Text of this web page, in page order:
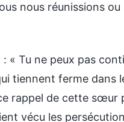
nous réunissions
« Tu ne peux pas
tiennent ferme dans
rappel de cette sœur
vécu les